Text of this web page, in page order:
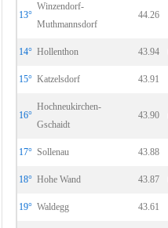
13°
Winzendorf-
Muthmannsdorf
44.26
14° Hollenthon 43.94
15° Katzelsdorf 43.91
16°
Hochneukirchen-
Gschaidt
43.90
17° Sollenau 43.88
18° Hohe Wand 43.87
19° Waldegg 43.61